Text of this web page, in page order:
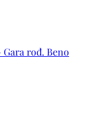
rođ. Beno